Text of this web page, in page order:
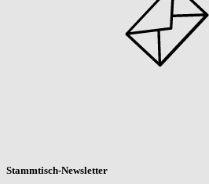
Stammtisch-Newsletter